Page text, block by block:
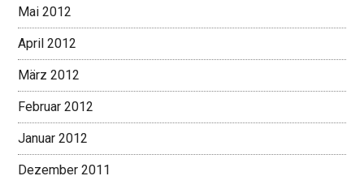
Mai 2012
April 2012
März 2012
Februar 2012
Januar 2012
Dezember 2011